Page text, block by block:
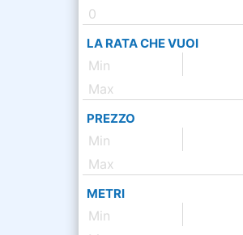
LA RATA CHE VUOI
PREZZO
METRI